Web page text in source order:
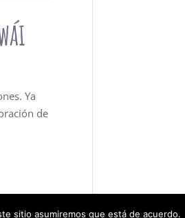
Ya
de
sitio asumiremos que está de acuerdo.